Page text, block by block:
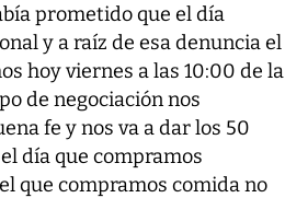
prometido que el día
y a raíz de esa denuncia el
hoy viernes a las 10:00 de la
de negociación nos
fe y nos va a dar los 50
día que compramos
que compramos comida no